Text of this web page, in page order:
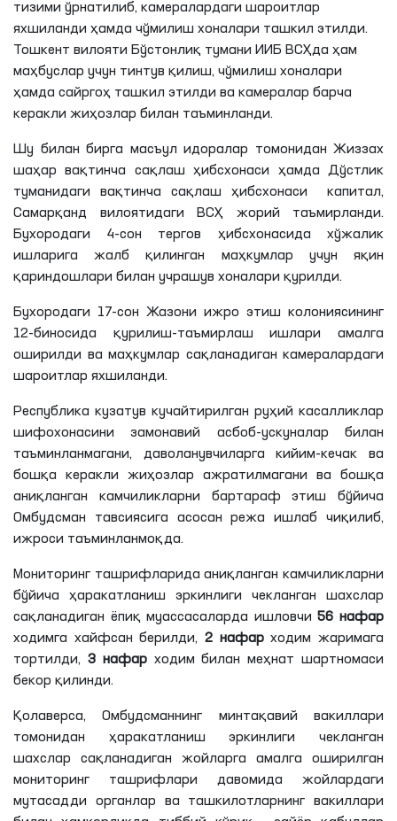
тизими ўрнатилиб, камералардаги шароитлар
яхшиланди ҳамда чўмилиш хоналари ташкил этилди.
Тошкент вилояти Бўстонлиқ тумани ИИБ ВСҲда ҳам
маҳбуслар учун тинтув қилиш, чўмилиш хоналари
ҳамда сайргоҳ ташкил этилди ва камералар барча
керакли жиҳозлар билан таъминланди.
Шу билан бирга масъул идоралар томонидан Жиззах
шаҳар вақтинча сақлаш ҳибсхонаси ҳамда Дўстлик
туманидаги вақтинча сақлаш ҳибсхонаси капитал,
Самарқанд вилоятидаги ВСҲ жорий таъмирланди.
Бухородаги 4-сон тергов ҳибсхонасида хўжалик
ишларига жалб қилинган маҳкумлар учун яқин
қариндошлари билан учрашув хоналари қурилди.
Бухородаги 17-сон Жазони ижро этиш колониясининг
12-биносида қурилиш-таъмирлаш ишлари амалга
оширилди ва маҳкумлар сақланадиган камералардаги
шароитлар яхшиланди.
Республика кузатув кучайтирилган руҳий касалликлар
шифохонасини замонавий асбоб-ускуналар билан
таъминланмагани, даволанувчиларга кийим-кечак ва
бошқа керакли жиҳозлар ажратилмагани ва бошқа
аниқланган камчиликларни бартараф этиш бўйича
Омбудсман тавсиясига асосан режа ишлаб чиқилиб,
ижроси таъминланмоқда.
Мониторинг ташрифларида аниқланган камчиликларни
бўйича ҳаракатланиш эркинлиги чекланган шахслар
сақланадиган ёпиқ муассасаларда ишловчи56 нафар
ходимга хайфсан берилди, 2 нафарходим жаримага
тортилди, 3 нафарходим билан меҳнат шартномаси
бекор қилинди.
Қолаверса, Омбудсманнинг минтақавий вакиллари
томонидан ҳаракатланиш эркинлиги чекланган
шахслар сақланадиган жойларга амалга оширилган
мониторинг ташрифлари давомида жойлардаги
мутасадди органлар ва ташкилотларнинг вакиллари